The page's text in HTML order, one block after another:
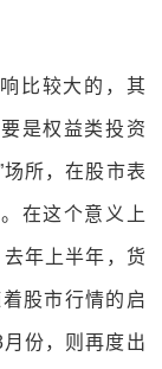
比较大的，其
是权益类投资
所，在股市表
在这个意义上
年上半年，货
股市行情的启
份，则再度出